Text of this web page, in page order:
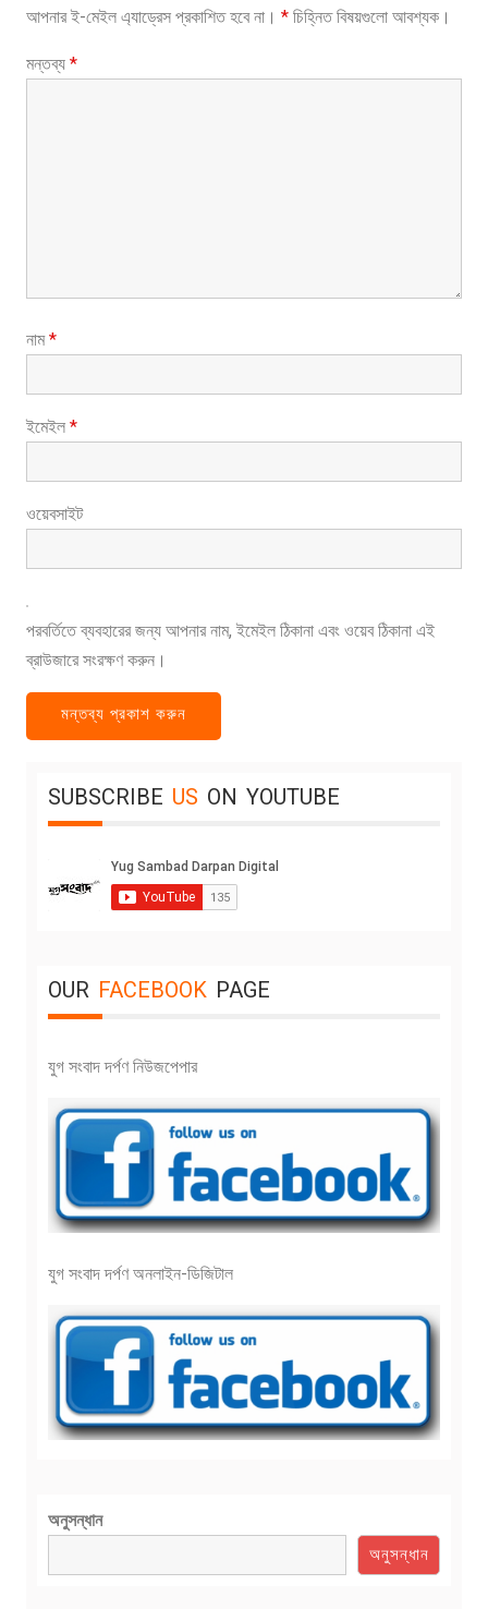
I
U
আপনার ই-মেইল এ্যাড্রেস প্রকাশিত হবে না। * চিহ্নিত বিষয়গুলো আবশ্যক।
মন্তব্য *
নাম*
ইমেইল *
ওয়েবসাইট
পরবর্তিতে ব্যবহারের জন্য আপনার নাম, ইমেইল ঠিকানা এবং ওয়েব ঠিকানা এই
ব্রাউজারে সংরক্ষণ করুন।
SUBSCRIBE US ON YOUTUBE
OUR FACEBOOK PAGE
যুগ সংবাদ দর্পণ নিউজপেপার
যুগ সংবাদ দর্পণ অনলাইন-ডিজিটাল
অনুসন্ধান
অনুসন্ধান